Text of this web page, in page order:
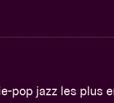
pop jazz les plus